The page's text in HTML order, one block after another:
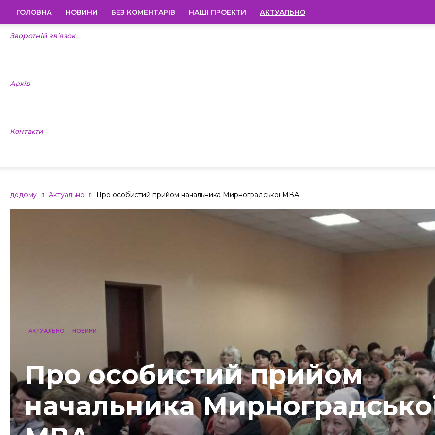
ГОЛОВНА НОВИНИ БЕЗ КОМЕНТАРІВ НАШІ ПРОЕКТИ АКТУАЛЬНО
Зворотній зв’язок
Архів
Контакти
додому Актуально Про особистий прийом начальника Мирноградської МВА
АКТУАЛЬНО НОВИНИ
Про особистий прийом
начальника